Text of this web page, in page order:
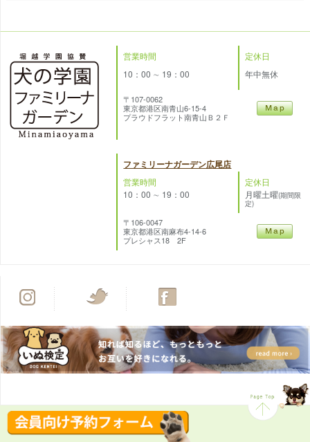
営業時間
定休日
10：00 ∼ 19：00
年中無休
〒107-0062
東京都港区南青山6-15-4
プラウドフラット南青山Ｂ２Ｆ
ファミリーナガーデン広尾店
営業時間
定休日
10：00 ∼ 19：00
月曜土曜(期間限
定)
〒106-0047
東京都港区南麻布4-14-6
プレシャス18 2F